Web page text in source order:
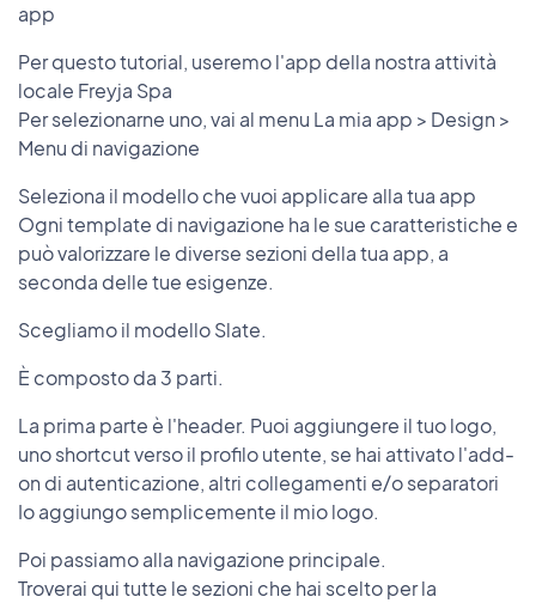
app
Per questo tutorial, useremo l'app della nostra attività
locale Freyja Spa
Per selezionarne uno, vai al menu La mia app > Design >
Menu di navigazione
Seleziona il modello che vuoi applicare alla tua app
Ogni template di navigazione ha le sue caratteristiche e
può valorizzare le diverse sezioni della tua app, a
seconda delle tue esigenze.
Scegliamo il modello Slate.
È composto da 3 parti.
La prima parte è l'header. Puoi aggiungere il tuo logo,
uno shortcut verso il profilo utente, se hai attivato l'add-
on di autenticazione, altri collegamenti e/o separatori
Io aggiungo semplicemente il mio logo.
Poi passiamo alla navigazione principale.
Troverai qui tutte le sezioni che hai scelto per la